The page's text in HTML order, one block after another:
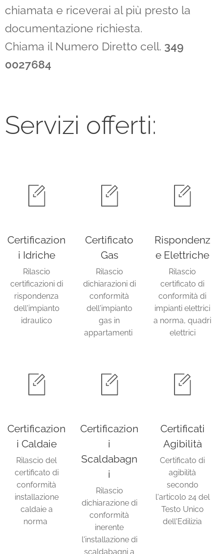
chiamata e riceverai al più presto la
documentazione richiesta.
Chiama il Numero Diretto cell. 349
0027684
Servizi offerti:
Certificazion
i Idriche
Rilascio
certificazioni di
rispondenza
dell'impianto
idraulico
Certificato
Gas
Rilascio
dichiarazioni di
conformità
dell'impianto
gas in
appartamenti
Rispondenz
e Elettriche
Rilascio
certificato di
conformità di
impianti elettrici
a norma, quadri
elettrici
Certificazion
i Caldaie
Rilascio del
certificato di
conformità
installazione
caldaie a
norma
Certificazion
i
Scaldabagn
i
Rilascio
dichiarazione di
conformità
inerente
l'installazione di
scaldabagni a
Certificati
Agibilità
Certificato di
agibilità
secondo
l'articolo 24 del
Testo Unico
dell'Edilizia